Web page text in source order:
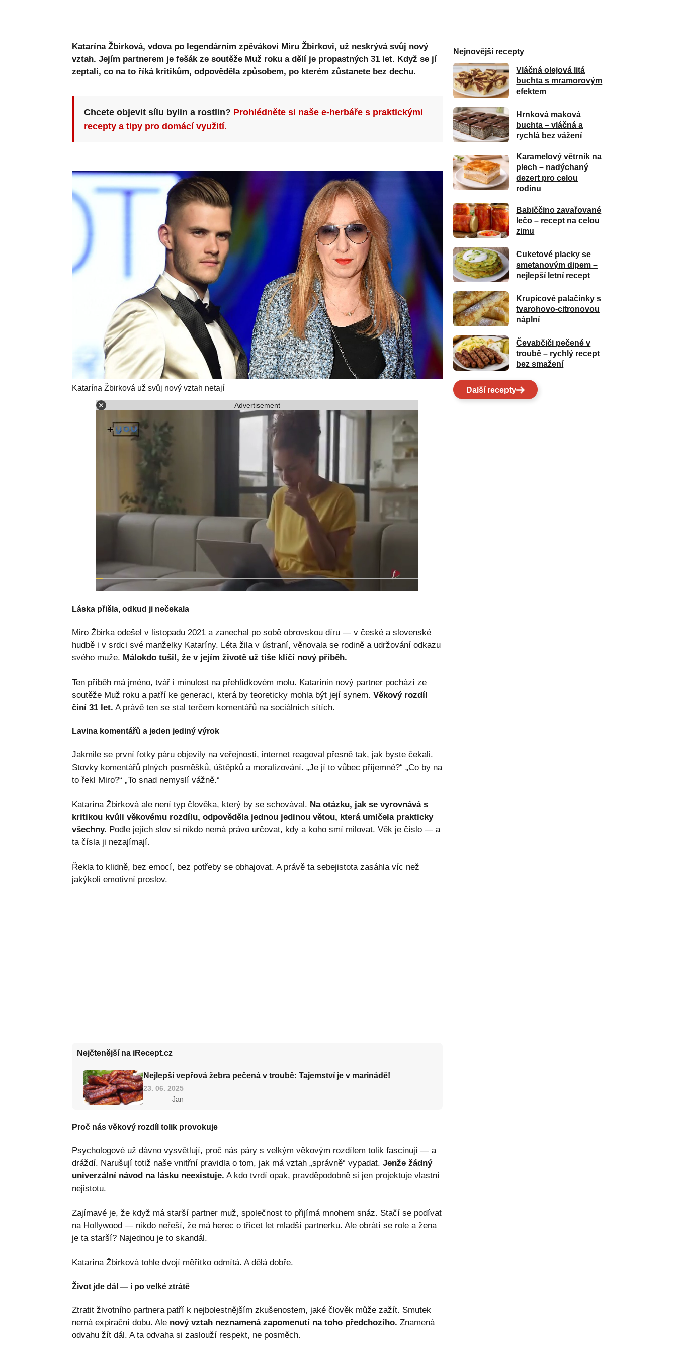
Katarína Žbirková, vdova po legendárním zpěvákovi Miru Žbirkovi, už neskrývá svůj nový
vztah. Jejím partnerem je fešák ze soutěže Muž roku a dělí je propastných 31 let. Když se jí
zeptali, co na to říká kritikům, odpověděla způsobem, po kterém zůstanete bez dechu.
Chcete objevit sílu bylin a rostlin? Prohlédněte si naše e-herbáře s praktickými
recepty a tipy pro domácí využití.
Katarína Žbirková už svůj nový vztah netají
Advertisement
Láska přišla, odkud ji nečekala
Miro Žbirka odešel v listopadu 2021 a zanechal po sobě obrovskou díru — v české a slovenské
hudbě i v srdci své manželky Kataríny. Léta žila v ústraní, věnovala se rodině a udržování odkazu
svého muže. Málokdo tušil, že v jejím životě už tiše klíčí nový příběh.
Ten příběh má jméno, tvář i minulost na přehlídkovém molu. Katarínin nový partner pochází ze
soutěže Muž roku a patří ke generaci, která by teoreticky mohla být její synem. Věkový rozdíl
činí 31 let. A právě ten se stal terčem komentářů na sociálních sítích.
Lavina komentářů a jeden jediný výrok
Jakmile se první fotky páru objevily na veřejnosti, internet reagoval přesně tak, jak byste čekali.
Stovky komentářů plných posměšků, úštěpků a moralizování. „Je jí to vůbec příjemné?“ „Co by na
to řekl Miro?“ „To snad nemyslí vážně.“
Katarína Žbirková ale není typ člověka, který by se schovával. Na otázku, jak se vyrovnává s
kritikou kvůli věkovému rozdílu, odpověděla jednou jedinou větou, která umlčela prakticky
všechny. Podle jejích slov si nikdo nemá právo určovat, kdy a koho smí milovat. Věk je číslo — a
ta čísla ji nezajímají.
Řekla to klidně, bez emocí, bez potřeby se obhajovat. A právě ta sebejistota zasáhla víc než
jakýkoli emotivní proslov.
Nejčtenější na iRecept.cz
Nejlepší vepřová žebra pečená v troubě: Tajemství je v marinádě!
23. 06. 2025
Jan
Proč nás věkový rozdíl tolik provokuje
Psychologové už dávno vysvětlují, proč nás páry s velkým věkovým rozdílem tolik fascinují — a
dráždí. Narušují totiž naše vnitřní pravidla o tom, jak má vztah „správně“ vypadat. Jenže žádný
univerzální návod na lásku neexistuje. A kdo tvrdí opak, pravděpodobně si jen projektuje vlastní
nejistotu.
Zajímavé je, že když má starší partner muž, společnost to přijímá mnohem snáz. Stačí se podívat
na Hollywood — nikdo neřeší, že má herec o třicet let mladší partnerku. Ale obrátí se role a žena
je ta starší? Najednou je to skandál.
Katarína Žbirková tohle dvojí měřítko odmítá. A dělá dobře.
Život jde dál — i po velké ztrátě
Ztratit životního partnera patří k nejbolestnějším zkušenostem, jaké člověk může zažít. Smutek
nemá expirační dobu. Ale nový vztah neznamená zapomenutí na toho předchozího. Znamená
odvahu žít dál. A ta odvaha si zaslouží respekt, ne posměch.
Nejnovější recepty
Vláčná olejová litá
buchta s mramorovým
efektem
Hrnková maková
buchta – vláčná a
rychlá bez vážení
Karamelový větrník na
plech – nadýchaný
dezert pro celou
rodinu
Babiččino zavařované
lečo – recept na celou
zimu
Cuketové placky se
smetanovým dipem –
nejlepší letní recept
Krupicové palačinky s
tvarohovo-citronovou
náplní
Čevabčiči pečené v
troubě – rychlý recept
bez smažení
Další recepty